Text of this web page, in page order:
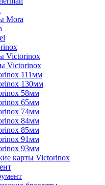
Mora
Victorinox
Victorinox
111мм
130мм
58мм
65мм
74мм
84мм
85мм
91мм
93мм
карты Victorinox